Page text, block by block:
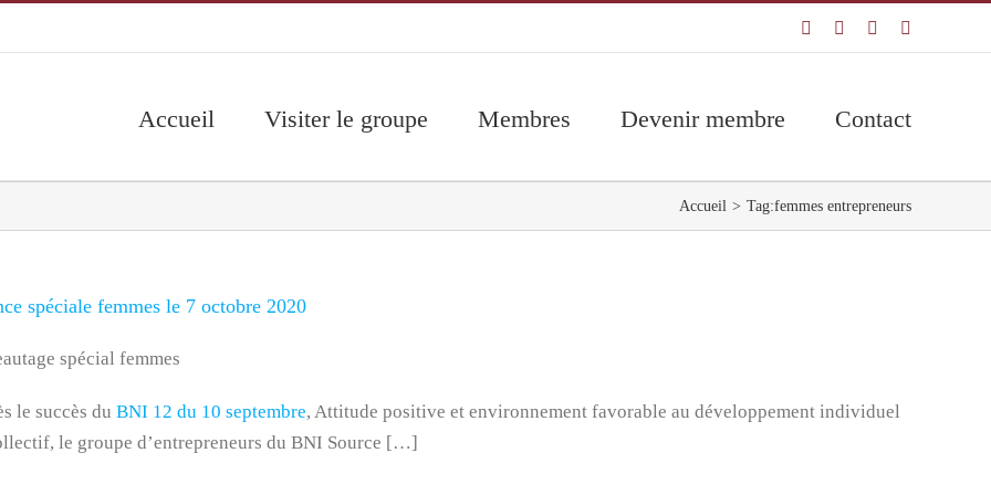
FacebookLinkedInYouTube
Accueil Visiter le groupe Membres Devenir membre Contact
Accueil Tag:femmes entrepreneurs
spéciale femmes le 7 octobre 2020
spécial femmes
le succès du BNI 12 du 10 septembre, Attitude positive et environnement favorable au développement individuel
le groupe d’entrepreneurs du BNI Source […]